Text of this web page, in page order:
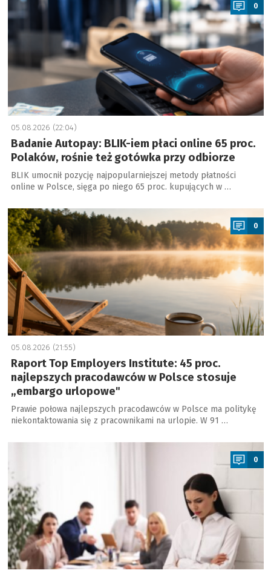
0
05.08.2026 (22:04)
Badanie Autopay: BLIK-iem płaci online 65 proc.
Polaków, rośnie też gotówka przy odbiorze
BLIK umocnił pozycję najpopularniejszej metody płatności
online w Polsce, sięga po niego 65 proc. kupujących w …
a
0
05.08.2026 (21:55)
Raport Top Employers Institute: 45 proc.
najlepszych pracodawców w Polsce stosuje
„embargo urlopowe"
Prawie połowa najlepszych pracodawców w Polsce ma politykę
niekontaktowania się z pracownikami na urlopie. W 91 …
0